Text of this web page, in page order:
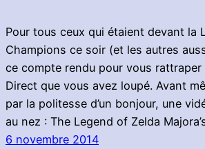
Pour tous ceux qui étaient devant la
Champions ce soir (et les autres
ce compte rendu pour vous
Direct que vous avez loupé. Avant
par la politesse d’un bonjour, une
au nez : The Legend of Zelda
6 novembre 2014